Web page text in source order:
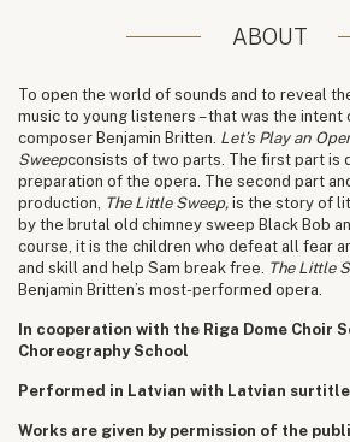
ABOUT
To open the world of sounds and to reveal
music to young listeners – that was the intent
composer Benjamin Britten. Let’s Play an
Sweepconsists of two parts. The first part is
preparation of the opera. The second part
production, The Little Sweep, is the story of
by the brutal old chimney sweep Black Bob
course, it is the children who defeat all fear
and skill and help Sam break free. The Little
Benjamin Britten’s most-performed opera.
In cooperation with the Riga Dome Choir
Choreography School
Performed in Latvian with Latvian
Works are given by permission of the